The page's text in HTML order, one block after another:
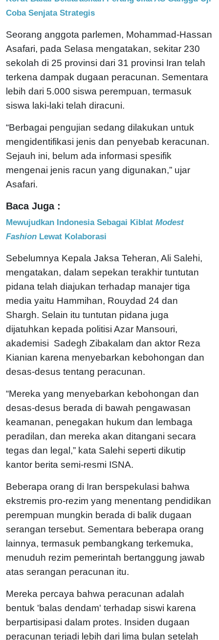
Coba Senjata Strategis
Seorang anggota parlemen, Mohammad-Hassan
Asafari, pada Selasa mengatakan, sekitar 230
sekolah di 25 provinsi dari 31 provinsi Iran telah
terkena dampak dugaan peracunan. Sementara
lebih dari 5.000 siswa perempuan, termasuk
siswa laki-laki telah diracuni.
“Berbagai pengujian sedang dilakukan untuk
mengidentifikasi jenis dan penyebab keracunan.
Sejauh ini, belum ada informasi spesifik
mengenai jenis racun yang digunakan,” ujar
Asafari.
Baca Juga :
Mewujudkan Indonesia Sebagai Kiblat Modest
Fashion Lewat Kolaborasi
Sebelumnya Kepala Jaksa Teheran, Ali Salehi,
mengatakan, dalam sepekan terakhir tuntutan
pidana telah diajukan terhadap manajer tiga
media yaitu Hammihan, Rouydad 24 dan
Shargh. Selain itu tuntutan pidana juga
dijatuhkan kepada politisi Azar Mansouri,
akademisi Sadegh Zibakalam dan aktor Reza
Kianian karena menyebarkan kebohongan dan
desas-desus tentang peracunan.
“Mereka yang menyebarkan kebohongan dan
desas-desus berada di bawah pengawasan
keamanan, penegakan hukum dan lembaga
peradilan, dan mereka akan ditangani secara
tegas dan legal,” kata Salehi seperti dikutip
kantor berita semi-resmi ISNA.
Beberapa orang di Iran berspekulasi bahwa
ekstremis pro-rezim yang menentang pendidikan
perempuan mungkin berada di balik dugaan
serangan tersebut. Sementara beberapa orang
lainnya, termasuk pembangkang terkemuka,
menuduh rezim pemerintah bertanggung jawab
atas serangan peracunan itu.
Mereka percaya bahwa peracunan adalah
bentuk 'balas dendam' terhadap siswi karena
berpartisipasi dalam protes. Insiden dugaan
peracunan terjadi lebih dari lima bulan setelah